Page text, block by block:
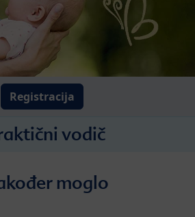
Registracija
vodič
moglo